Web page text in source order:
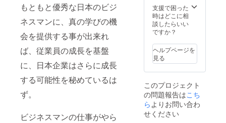
もともと優秀な日本のビジ
ネスマンに、真の学びの機
会を提供する事が出来れ
ば、従業員の成長を基盤
に、日本企業はさらに成長
する可能性を秘めているは
ず。
ビジネスマンの仕事がやら
2500名規模
への改革に
拡大しその
後の大成長
の基盤が作
られた。
2001年に販
支援で困った
時はどこに相
談したらいい
ですか？
ヘルプページを
見る
このプロジェクト
の問題報告はこち
らよりお問い合わ
せください